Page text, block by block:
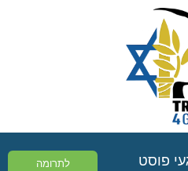
פוסט לתרומה